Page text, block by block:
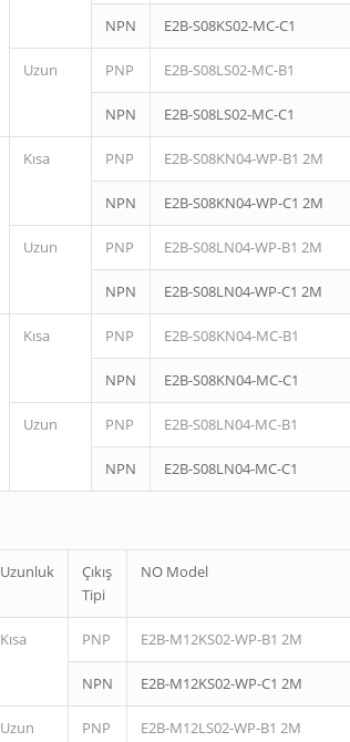
NPN E2B-S08KS02-MC-C1
Uzun PNP E2B-S08LS02-MC-B1
NPN E2B-S08LS02-MC-C1
Kısa PNP E2B-S08KN04-WP-B1 2M
NPN E2B-S08KN04-WP-C1 2M
Uzun PNP E2B-S08LN04-WP-B1 2M
NPN E2B-S08LN04-WP-C1 2M
Kısa PNP E2B-S08KN04-MC-B1
NPN E2B-S08KN04-MC-C1
Uzun PNP E2B-S08LN04-MC-B1
NPN E2B-S08LN04-MC-C1
Uzunluk
Çıkış
Tipi
NO Model
Kısa PNP E2B-M12KS02-WP-B1 2M
NPN E2B-M12KS02-WP-C1 2M
Uzun PNP E2B-M12LS02-WP-B1 2M